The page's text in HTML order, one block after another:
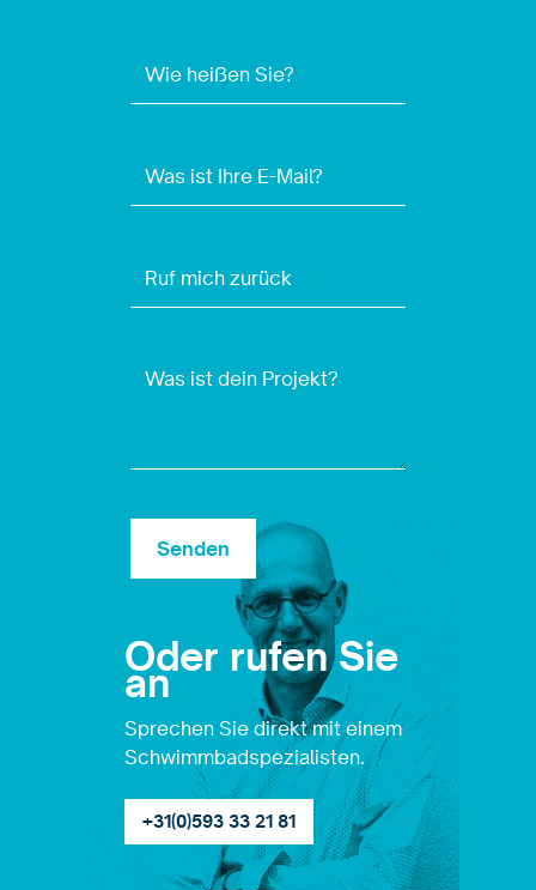
Oder rufen Sie
an
Sprechen Sie direkt mit einem
Schwimmbadspezialisten.
+31(0)593 33 21 81